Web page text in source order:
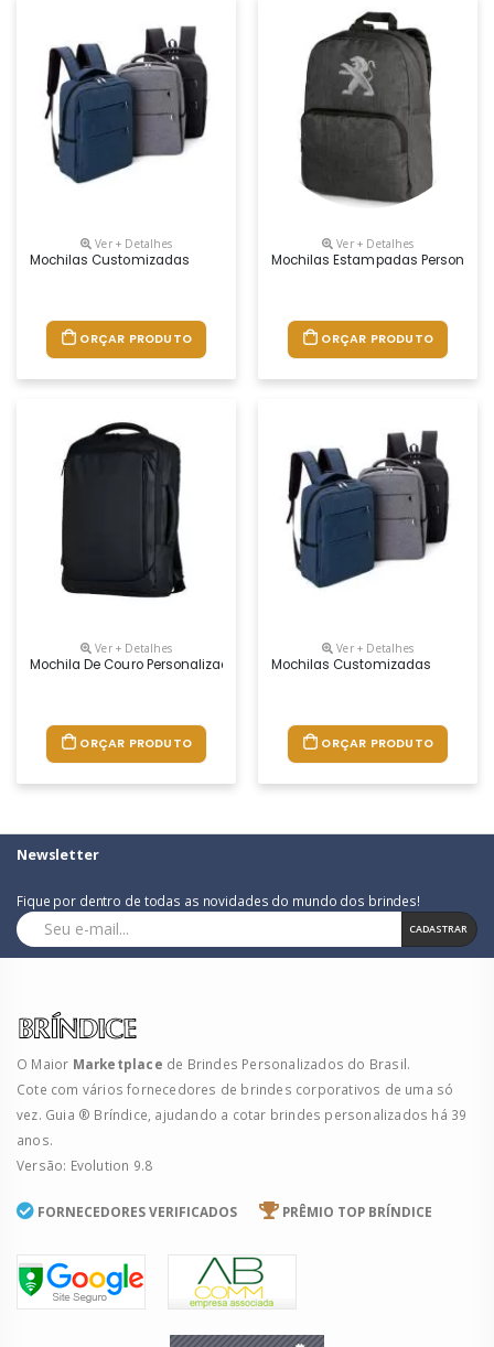
Ver + Detalhes
Mochilas Customizadas
ORÇAR PRODUTO
Ver + Detalhes
Mochilas Estampadas
ORÇAR PRODUTO
Ver + Detalhes
Mochila De Couro Personalizada
ORÇAR PRODUTO
Ver + Detalhes
Mochilas Customizadas
ORÇAR PRODUTO
Newsletter
Fique por dentro de todas as novidades do mundo dos brindes!
CADASTRAR
O Maior Marketplace de Brindes Personalizados do Brasil.
Cote com vários fornecedores de brindes corporativos de uma só
vez. Guia ® Bríndice, ajudando a cotar brindes personalizados há 39
anos.
Versão: Evolution 9.8
FORNECEDORES VERIFICADOS PRÊMIO TOP BRÍNDICE